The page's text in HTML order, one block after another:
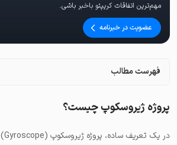
مهم‌ترین اتفاقات کریپتو باخبر باشی.
عضویت در خبرنامه
فهرست مطالب
پروژه ژیروسکوپ چیست؟
در یک تعریف ساده، پروژه ژیروسکوپ (Gyroscope)